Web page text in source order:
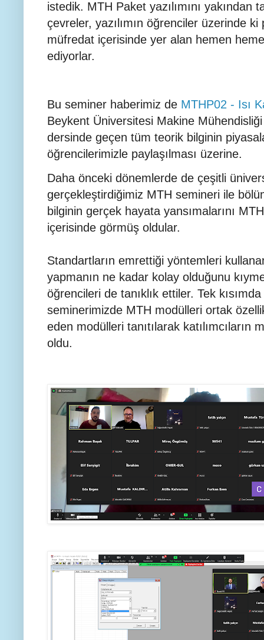
istedik. MTH Paket yazılımını
çevreler, yazılımın öğrenciler üzerinde
müfredat içerisinde yer alan hemen
ediyorlar.
Bu seminer haberimiz de MTHP02 - Isı
Beykent Üniversitesi Makine
dersinde geçen tüm teorik bilginin
öğrencilerimizle paylaşılması üzerine.
Daha önceki dönemlerde de çeşitli
gerçekleştirdiğimiz MTH semineri ile
bilginin gerçek hayata yansımalarını
içerisinde görmüş oldular.
Standartların emrettiği yöntemleri
yapmanın ne kadar kolay olduğunu
öğrencileri de tanıklık ettiler. Tek
seminerimizde MTH modülleri ortak
eden modülleri tanıtılarak
oldu.